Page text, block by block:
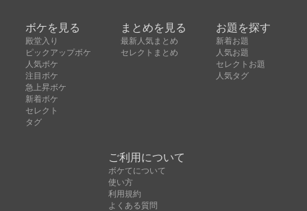
ボケを見る
殿堂入り
ピックアップボケ
人気ボケ
注目ボケ
急上昇ボケ
新着ボケ
セレクト
タグ
まとめを見る
最新人気まとめ
セレクトまとめ
お題を探す
新着お題
人気お題
セレクトお題
人気タグ
ご利用について
ボケてについて
使い方
利用規約
よくある質問